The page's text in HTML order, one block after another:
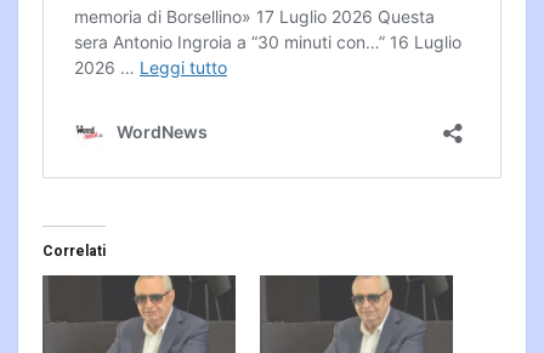
Correlati